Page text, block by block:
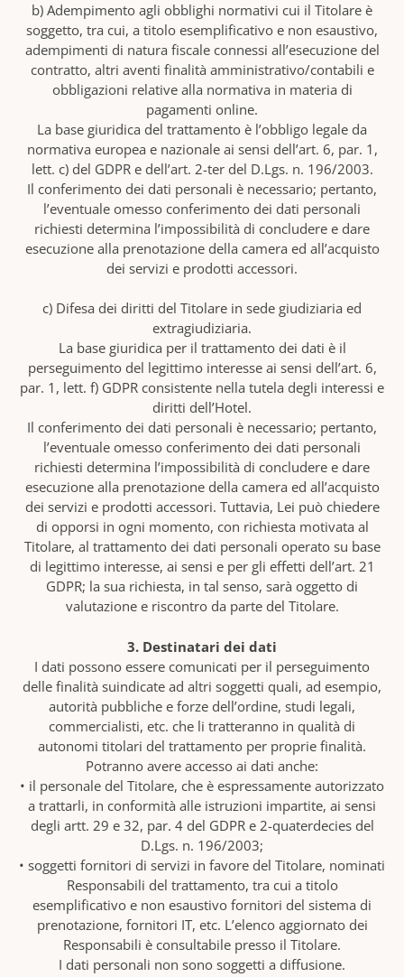
b) Adempimento agli obblighi normativi cui il Titolare è
soggetto, tra cui, a titolo esemplificativo e non esaustivo,
adempimenti di natura fiscale connessi all’esecuzione del
contratto, altri aventi finalità amministrativo/contabili e
obbligazioni relative alla normativa in materia di
pagamenti online.
La base giuridica del trattamento è l’obbligo legale da
normativa europea e nazionale ai sensi dell’art. 6, par. 1,
lett. c) del GDPR e dell’art. 2-ter del D.Lgs. n. 196/2003.
Il conferimento dei dati personali è necessario; pertanto,
l’eventuale omesso conferimento dei dati personali
richiesti determina l’impossibilità di concludere e dare
esecuzione alla prenotazione della camera ed all’acquisto
dei servizi e prodotti accessori.
c) Difesa dei diritti del Titolare in sede giudiziaria ed
extragiudiziaria.
La base giuridica per il trattamento dei dati è il
perseguimento del legittimo interesse ai sensi dell’art. 6,
par. 1, lett. f) GDPR consistente nella tutela degli interessi e
diritti dell’Hotel.
Il conferimento dei dati personali è necessario; pertanto,
l’eventuale omesso conferimento dei dati personali
richiesti determina l’impossibilità di concludere e dare
esecuzione alla prenotazione della camera ed all’acquisto
dei servizi e prodotti accessori. Tuttavia, Lei può chiedere
di opporsi in ogni momento, con richiesta motivata al
Titolare, al trattamento dei dati personali operato su base
di legittimo interesse, ai sensi e per gli effetti dell’art. 21
GDPR; la sua richiesta, in tal senso, sarà oggetto di
valutazione e riscontro da parte del Titolare.
3. Destinatari dei dati
I dati possono essere comunicati per il perseguimento
delle finalità suindicate ad altri soggetti quali, ad esempio,
autorità pubbliche e forze dell’ordine, studi legali,
commercialisti, etc. che li tratteranno in qualità di
autonomi titolari del trattamento per proprie finalità.
Potranno avere accesso ai dati anche:
• il personale del Titolare, che è espressamente autorizzato
a trattarli, in conformità alle istruzioni impartite, ai sensi
degli artt. 29 e 32, par. 4 del GDPR e 2-quaterdecies del
D.Lgs. n. 196/2003;
• soggetti fornitori di servizi in favore del Titolare, nominati
Responsabili del trattamento, tra cui a titolo
esemplificativo e non esaustivo fornitori del sistema di
prenotazione, fornitori IT, etc. L’elenco aggiornato dei
Responsabili è consultabile presso il Titolare.
I dati personali non sono soggetti a diffusione.